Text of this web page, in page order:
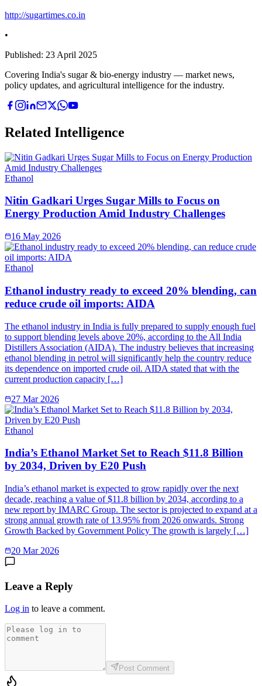
http://sugartimes.co.in
•
Published: 23 April 2025
Covering India's sugar & bio-energy industry — market news,
policy updates, and agricultural intelligence for the industry.
Related Intelligence
Ethanol
Nitin Gadkari Urges Sugar Mills to Focus on
Energy Production Amid Industry Challenges
16 May 2026
Ethanol
Ethanol industry ready to exceed 20% blending, can
reduce crude oil imports: AIDA
The ethanol industry in India is fully prepared to supply enough fuel
to support blending levels above 20%, according to the All India
Distillers Association (AIDA). The industry believes that increasing
ethanol blending in petrol will significantly help the country reduce
its dependence on imported crude oil. AIDA stated that with the
current production capacity […]
27 Mar 2026
Ethanol
India’s Ethanol Market Set to Reach $11.8 Billion
by 2034, Driven by E20 Push
India’s ethanol market is expected to grow rapidly over the next
decade, reaching a value of $11.8 billion by 2034, according to a
new report by IMARC Group. The sector is projected to expand at a
strong annual growth rate of 13.95% from 2026 onwards. Strong
Growth Backed by Government Policy The growth is largely […]
20 Mar 2026
Leave a Reply
Log in to leave a comment.
Post Comment